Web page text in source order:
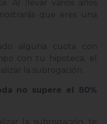
Al llevar varios años
que eres una
alguna cuota con
con tu hipoteca, el
la subrogación.
no supere el 80%
la subrogación, te